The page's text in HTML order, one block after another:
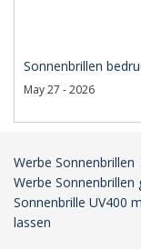
Sonnenbrillen
May 27 - 2026
Werbe Sonnenbrillen
Werbe Sonnenbrillen
Sonnenbrille UV400
lassen